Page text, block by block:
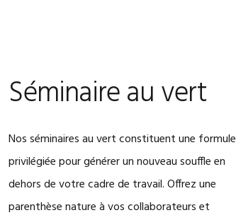
Séminaire au vert
​​Nos séminaires au vert constituent une formule
privilégiée pour générer un nouveau souffle en
dehors de votre cadre de travail. Offrez une
parenthèse nature à vos collaborateurs et